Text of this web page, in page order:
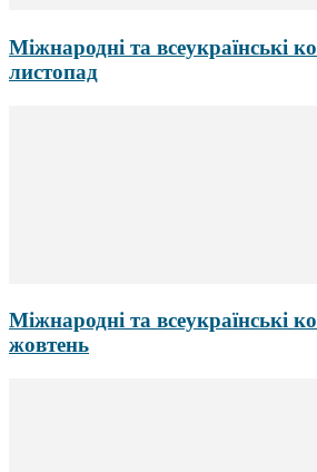
Міжнародні та всеукраїнські
листопад
Міжнародні та всеукраїнські
жовтень